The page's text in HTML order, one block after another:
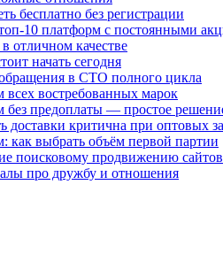
бесплатно без регистрации
10 платформ с постоянными
отличном качестве
начать сегодня
в СТО полного цикла
всех востребованных марок
без предоплаты — простое
доставки критична при оптовых
как выбрать объём первой партии
поисковому продвижению сайтов
про дружбу и отношения